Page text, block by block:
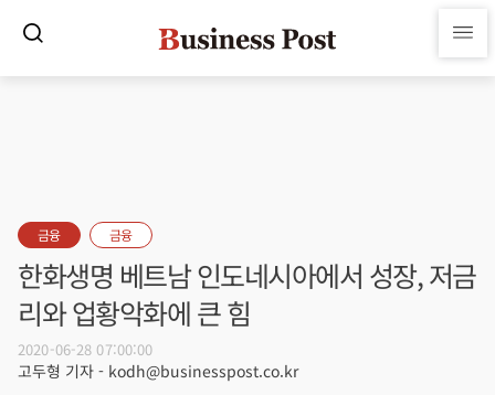
금융 금융
한화생명 베트남 인도네시아에서 성장, 저금
리와 업황악화에 큰 힘
2020-06-28 07:00:00
고두형 기자 - kodh@businesspost.co.kr